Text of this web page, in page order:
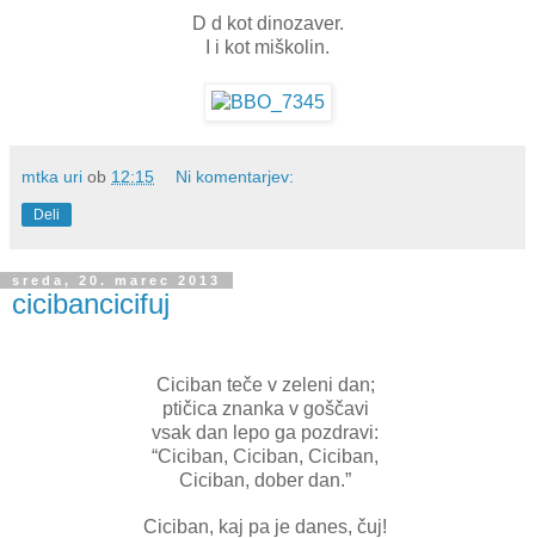
D d kot dinozaver.
I i kot miškolin.
mtka uri ob 12:15 Ni komentarjev:
Deli
sreda, 20. marec 2013
cicibancicifuj
Ciciban teče v zeleni dan;
ptičica znanka v goščavi
vsak dan lepo ga pozdravi:
“Ciciban, Ciciban, Ciciban,
Ciciban, dober dan.”
Ciciban, kaj pa je danes, čuj!